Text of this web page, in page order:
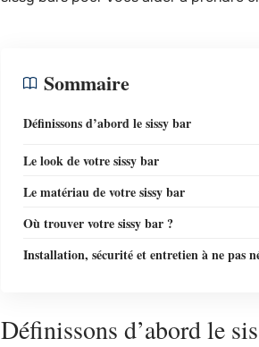
Sommaire
Définissons d’abord le sissy bar
Le look de votre sissy bar
Le matériau de votre sissy bar
Où trouver votre sissy bar ?
Installation, sécurité et entretien à ne pas
Définissons d’abord le